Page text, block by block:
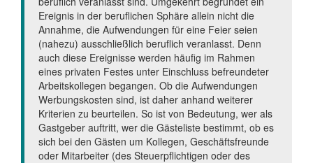
Ereignis in der beruflichen Sphäre allein nicht die
Annahme, die Aufwendungen für eine Feier seien
(nahezu) ausschließlich beruflich veranlasst. Denn
auch diese Ereignisse werden häufig im Rahmen
eines privaten Festes unter Einschluss befreundeter
Arbeitskollegen begangen. Ob die Aufwendungen
Werbungskosten sind, ist daher anhand weiterer
Kriterien zu beurteilen. So ist von Bedeutung, wer als
Gastgeber auftritt, wer die Gästeliste bestimmt, ob es
sich bei den Gästen um Kollegen, Geschäftsfreunde
oder Mitarbeiter (des Steuerpflichtigen oder des